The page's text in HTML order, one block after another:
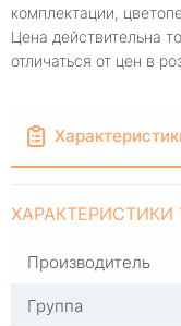
комплектации,
Цена действительна
отличаться от цен в
ХАРАКТЕРИСТИКИ
Производитель
Группа